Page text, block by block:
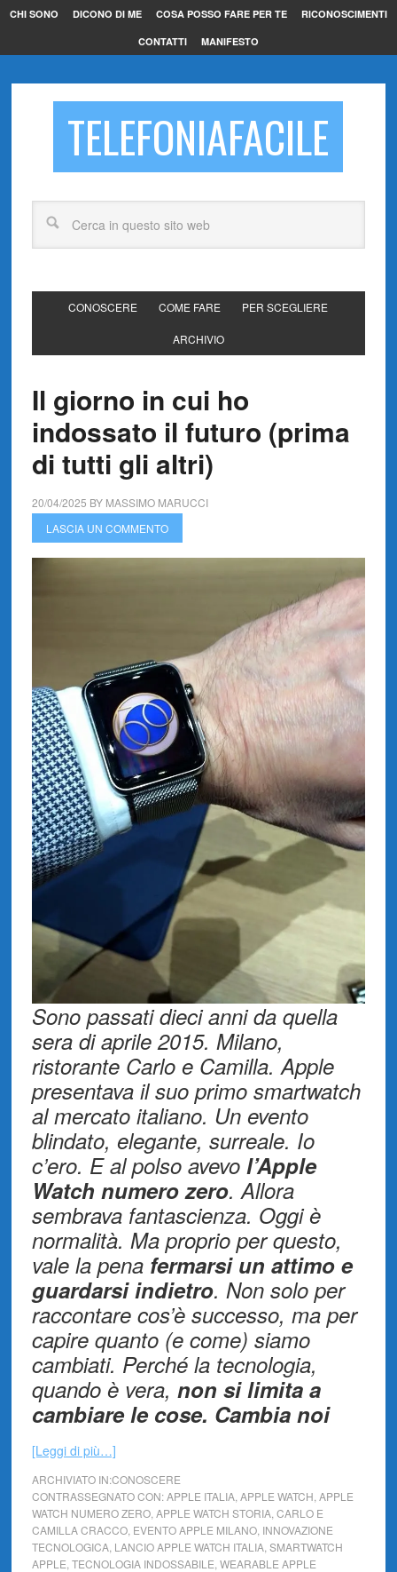
CHI SONO DICONO DI ME COSA POSSO FARE PER TE RICONOSCIMENTI
CONTATTI MANIFESTO
TELEFONIAFACILE
CONOSCERE COME FARE PER SCEGLIERE
ARCHIVIO
Il giorno in cui ho
indossato il futuro (prima
di tutti gli altri)
20/04/2025 BY MASSIMO MARUCCI
LASCIA UN COMMENTO
Sono passati dieci anni da quella
sera di aprile 2015. Milano,
ristorante Carlo e Camilla. Apple
presentava il suo primo smartwatch
al mercato italiano. Un evento
blindato, elegante, surreale. Io
c’ero. E al polso avevo l’Apple
Watch numero zero. Allora
sembrava fantascienza. Oggi è
normalità. Ma proprio per questo,
vale la pena fermarsi un attimo e
guardarsi indietro. Non solo per
raccontare cos’è successo, ma per
capire quanto (e come) siamo
cambiati. Perché la tecnologia,
quando è vera, non si limita a
cambiare le cose. Cambia noi
[Leggi di più…]
ARCHIVIATO IN:CONOSCERE
CONTRASSEGNATO CON:APPLE ITALIA, APPLE WATCH APPLE
WATCH NUMERO ZERO, APPLE WATCH STORIA, CARLO E
CAMILLA CRACCO, EVENTO APPLE MILANO, INNOVAZIONE
TECNOLOGICA, LANCIO APPLE WATCH ITALIA, SMARTWATCH
APPLE TECNOLOGIA INDOSSABILE WEARABLE APPLE